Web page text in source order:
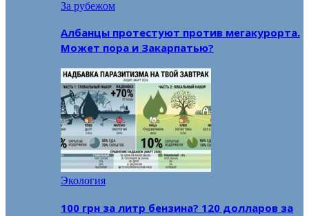
За рубежом
Албанцы протестуют против мегакурорта.
Может пора и Закарпатью?
Экология
100 грн за литр бензина? 120 долларов за